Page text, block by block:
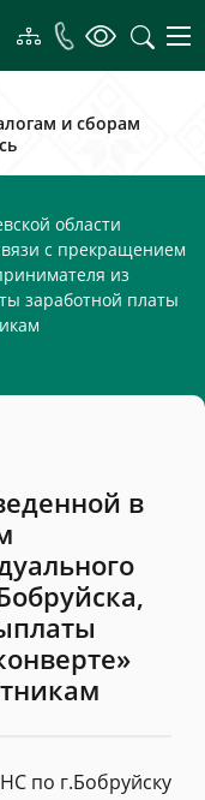
и сборам
области
с прекращением
из
заработной платы
в
по г.Бобруйску